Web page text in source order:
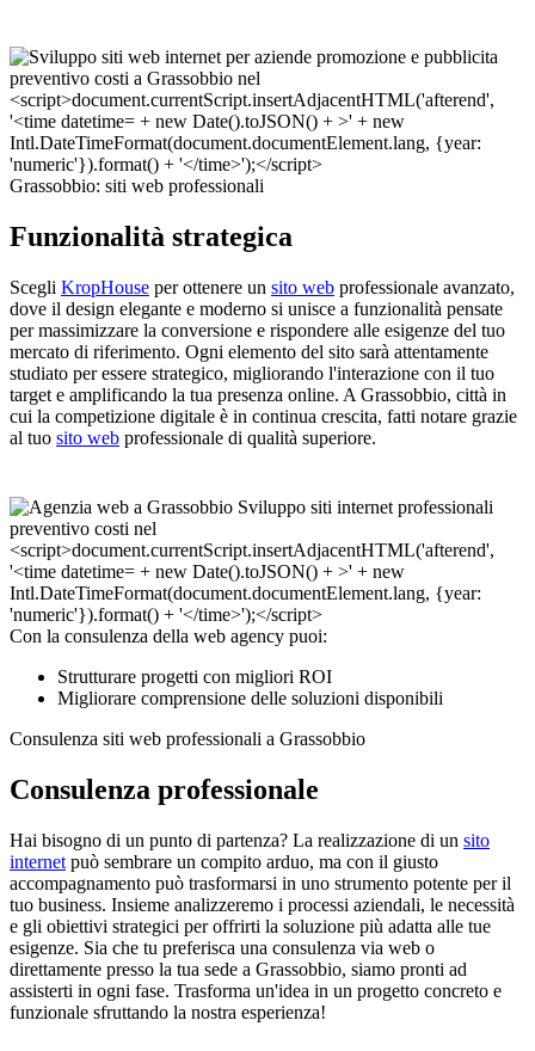
Grassobbio: siti web professionali
Funzionalità strategica
Scegli KropHouse per ottenere un sito web professionale avanzato,
dove il design elegante e moderno si unisce a funzionalità pensate
per massimizzare la conversione e rispondere alle esigenze del tuo
mercato di riferimento. Ogni elemento del sito sarà attentamente
studiato per essere strategico, migliorando l'interazione con il tuo
target e amplificando la tua presenza online. A Grassobbio, città in
cui la competizione digitale è in continua crescita, fatti notare grazie
al tuo sito web professionale di qualità superiore.
Con la consulenza della web agency puoi:
Strutturare progetti con migliori ROI
Migliorare comprensione delle soluzioni disponibili
Consulenza siti web professionali a Grassobbio
Consulenza professionale
Hai bisogno di un punto di partenza? La realizzazione di un sito
internet può sembrare un compito arduo, ma con il giusto
accompagnamento può trasformarsi in uno strumento potente per il
tuo business. Insieme analizzeremo i processi aziendali, le necessità
e gli obiettivi strategici per offrirti la soluzione più adatta alle tue
esigenze. Sia che tu preferisca una consulenza via web o
direttamente presso la tua sede a Grassobbio, siamo pronti ad
assisterti in ogni fase. Trasforma un'idea in un progetto concreto e
funzionale sfruttando la nostra esperienza!